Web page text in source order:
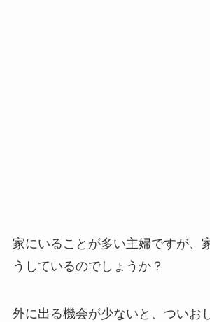
家にいることが多い主婦ですが、
うしているのでしょうか？
外に出る機会が少ないと、ついお